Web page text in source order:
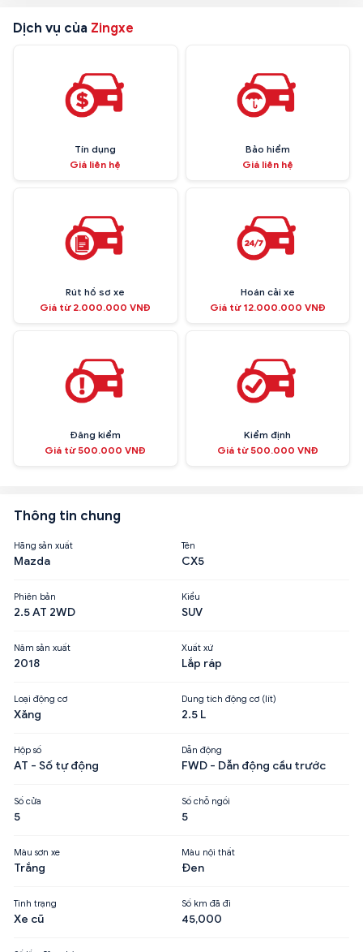
Dịch vụ của Zingxe
Tín dụng
Giá liên hệ
Bảo hiểm
Giá liên hệ
Rút hồ sơ xe
Giá từ 2.000.000 VNĐ
Hoán cải xe
Giá từ 12.000.000 VNĐ
Đăng kiểm
Giá từ 500.000 VNĐ
Kiểm định
Giá từ 500.000 VNĐ
Thông tin chung
Hãng sản xuất
Mazda
Tên
CX5
Phiên bản
2.5 AT 2WD
Kiểu
SUV
Năm sản xuất
2018
Xuất xứ
Lắp ráp
Loại động cơ
Xăng
Dung tích động cơ (lít)
2.5 L
Hộp số
AT - Số tự động
Dẫn động
FWD - Dẫn động cầu trước
Số cửa
5
Số chỗ ngồi
5
Màu sơn xe
Trắng
Màu nội thất
Đen
Tình trạng
Xe cũ
Số km đã đi
45,000